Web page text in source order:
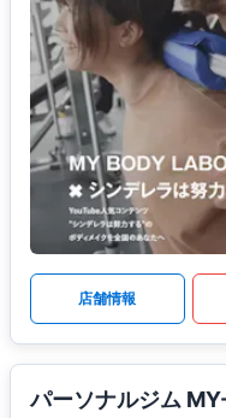
店舗情報
パーソナルジム